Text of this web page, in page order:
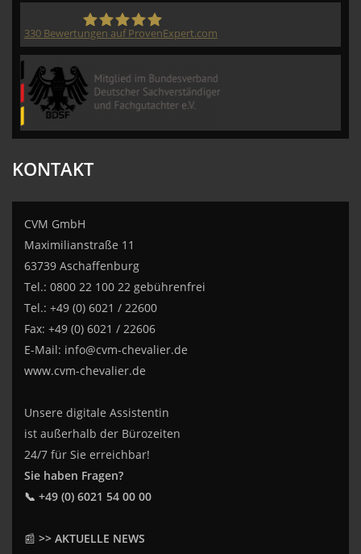
330 Bewertungen auf ProvenExpert.com
KONTAKT
CVM GmbH
Maximilianstraße 11
63739 Aschaffenburg
Tel.: 0800 22 100 22 gebührenfrei
Tel.: +49 (0) 6021 / 22600
Fax: +49 (0) 6021 / 22606
E-Mail: info@cvm-chevalier.de
www.cvm-chevalier.de
Unsere digitale Assistentin
ist außerhalb der Bürozeiten
24/7 für Sie erreichbar!
Sie haben Fragen?
📞 +49 (0) 6021 54 00 00
📰 >> AKTUELLE NEWS